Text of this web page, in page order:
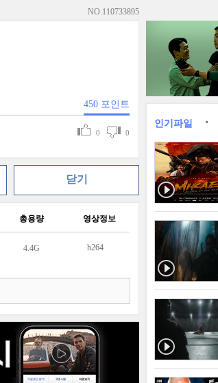
NO.110733895
450 포인트
0 0
닫기
총용량 영상정보
4.4G h264
인기파일